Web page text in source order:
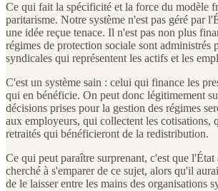
Ce qui fait la spécificité et la force du modèle
paritarisme. Notre système n'est pas géré par
une idée reçue tenace. Il n'est pas non plus
régimes de protection sociale sont administrés
syndicales qui représentent les actifs et les
C'est un système sain : celui qui finance les
qui en bénéficie. On peut donc légitimement
décisions prises pour la gestion des régimes
aux employeurs, qui collectent les cotisations,
retraités qui bénéficieront de la redistribution.
Ce qui peut paraître surprenant, c'est que
cherché à s'emparer de ce sujet, alors qu'il
de le laisser entre les mains des organisations